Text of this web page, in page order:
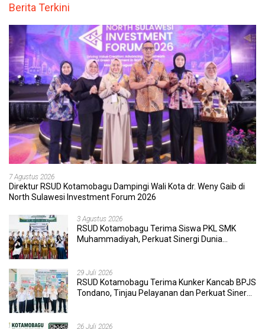
Berita Terkini
7 Agustus 2026
Direktur RSUD Kotamobagu Dampingi Wali Kota dr. Weny Gaib di
North Sulawesi Investment Forum 2026
3 Agustus 2026
RSUD Kotamobagu Terima Siswa PKL SMK
Muhammadiyah, Perkuat Sinergi Dunia
29 Juli 2026
RSUD Kotamobagu Terima Kunker Kancab BPJS
Tondano, Tinjau Pelayanan dan Perkuat Sinergi
26 Juli 2026